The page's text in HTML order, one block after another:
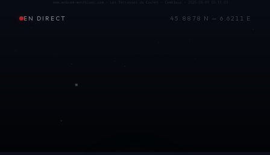
EN DIRECT 45.8878 N — 6.6211 E